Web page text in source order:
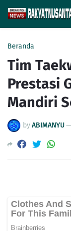
Beranda
Tim
Prestasi
Mandiri
byABIMANYU—